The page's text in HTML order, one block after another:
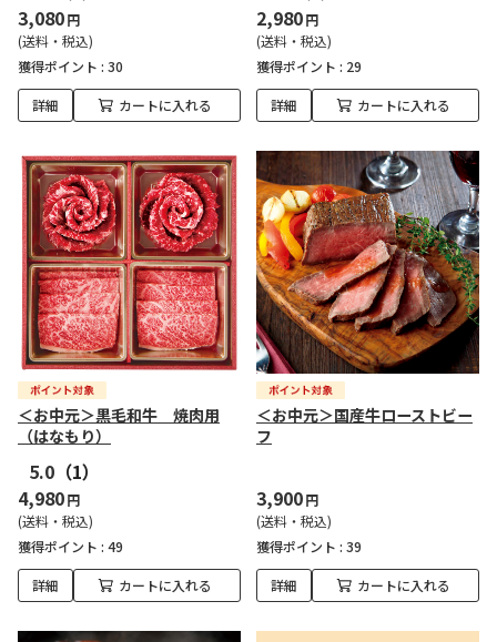
3,080円
(送料・税込)
獲得ポイント : 30
詳細 カートに入れる
2,980円
(送料・税込)
獲得ポイント : 29
詳細 カートに入れる
＜お中元＞黒毛和牛 焼肉用
（はなもり）
5.0 （1）
4,980円
(送料・税込)
獲得ポイント : 49
詳細 カートに入れる
＜お中元＞国産牛ローストビー
フ
3,900円
(送料・税込)
獲得ポイント : 39
詳細 カートに入れる